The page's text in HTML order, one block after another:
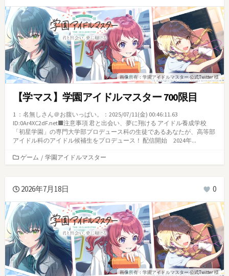
画像所有：学園アイドルマスター 公式Twitter 様
【学マス】学園アイドルマスター 700限目
1 ：名無しさん＠お腹いっぱい。：2025/07/11(金) 00:46:11.63
ID:0Ar4XC2dF.net■注意事項 君と出会い、夢に翔ける アイドル養成学校
「初星学園」の専門大学部プロデュース科の生徒であるあなたが、高等部
アイドル科のアイドル候補生をプロデュース！ 配信開始 2024年...
カ
テ
リ
ゲーム / 学園アイドルマスター
2026年7月18日 0
画像所有：学園アイドルマスター 公式Twitter 様